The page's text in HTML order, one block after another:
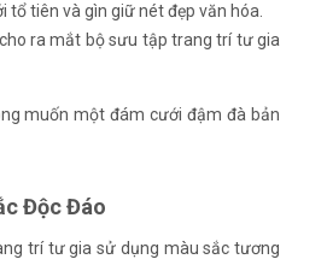
tiên và gìn giữ nét đẹp văn hóa.
ra mắt bộ sưu tập trang trí tư gia
muốn một đám cưới đậm đà bản
Độc Đáo
trí tư gia sử dụng màu sắc tương